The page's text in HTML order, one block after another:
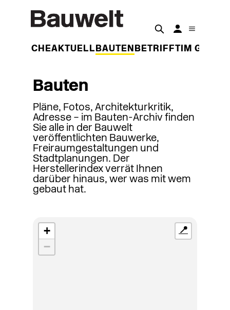
WOCHEAKTUELL BAUTEN BETRIFFT IM
Bauten
Pläne, Fotos, Architekturkritik,
Adresse – im Bauten-Archiv finden
Sie alle in der Bauwelt
veröffentlichten Bauwerke,
Freiraumgestaltungen und
Stadtplanungen. Der
Herstellerindex verrät Ihnen
darüber hinaus, wer was mit wem
gebaut hat.
+
−
📍